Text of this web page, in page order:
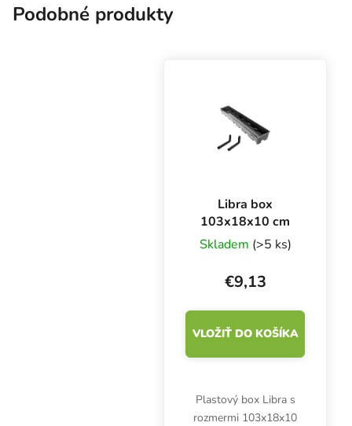
Podobné produkty
Libra box
103x18x10 cm
Skladem (>5 ks)
€9,13
VLOŽIŤ DO KOŠÍKA
Plastový box Libra s
rozmermi 103x18x10